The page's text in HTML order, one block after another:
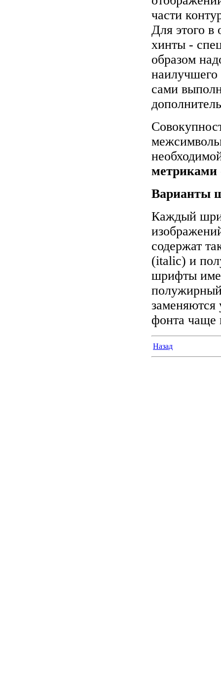
части
Для этого в
хинты -
образом
наилучшего
сами
метриками
Варианты
Каждый
содержат
(italic) и
шрифты
заменяются
фонта чаще
Назад